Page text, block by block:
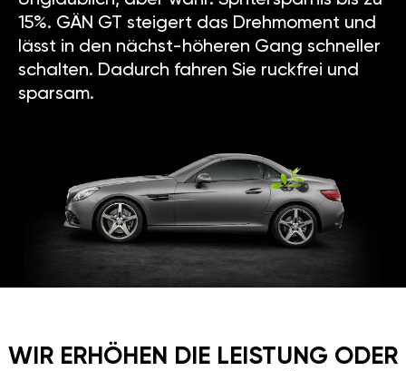
15%. GÄN GT steigert das Drehmoment und
lässt in den nächst-höheren Gang schneller
schalten. Dadurch fahren Sie ruckfrei und
sparsam.
WIR ERHÖHEN DIE LEISTUNG ODER